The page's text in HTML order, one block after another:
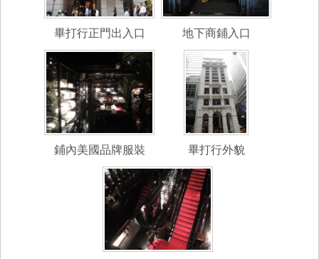
畢打行正門出入口 地下商鋪入口
鋪內美國品牌服裝 畢打行外貌